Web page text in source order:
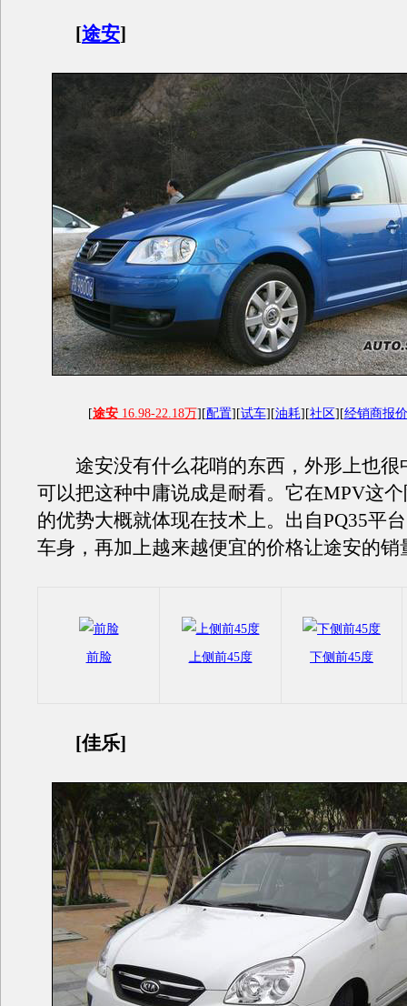
[途安]
[途安16.98-22.18万][配置][试车][油耗][社区][经销商报
途安没有什么花哨的东西，外形上也很
可以把这种中庸说成是耐看。它在MPV这
的优势大概就体现在技术上。出自PQ35平
车身，再加上越来越便宜的价格让途安的销
前脸 上侧前45度 下侧前45度
[佳乐]